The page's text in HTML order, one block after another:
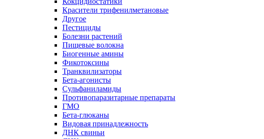
Красители трифенилметановые
Другое
Пестициды
Болезни растений
Пищевые волокна
Биогенные амины
Фикотоксины
Транквилизаторы
Бета-агонисты
Сульфаниламиды
Противопаразитарные препараты
ГМО
Бета-глюканы
Видовая принадлежность
ДНК свиньи